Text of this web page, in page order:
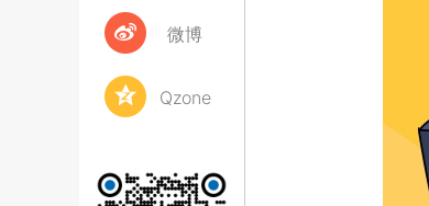
微博
Qzone